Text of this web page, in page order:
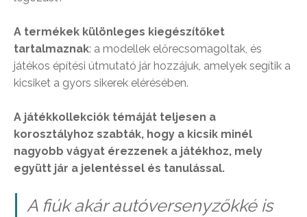
A termékek különleges kiegészítőket
tartalmaznak: a modellek előrecsomagoltak, és
játékos építési útmutató jár hozzájuk, amelyek segítik a
kicsiket a gyors sikerek elérésében.
A játékkollekciók témáját teljesen a
korosztályhoz szabták, hogy a kicsik minél
nagyobb vágyat érezzenek a játékhoz, mely
együtt jár a jelentéssel és tanulással.
A fiúk akár autóversenyzőkké is